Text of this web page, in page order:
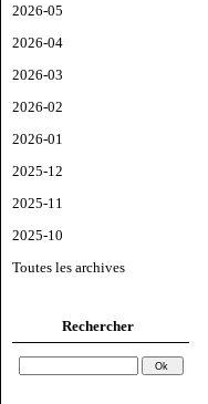
2026-05
2026-04
2026-03
2026-02
2026-01
2025-12
2025-11
2025-10
Toutes les archives
Rechercher